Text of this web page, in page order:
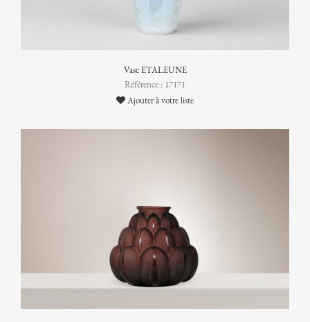
Vase ETALEUNE
Référence : 17171
Ajouter à votre liste